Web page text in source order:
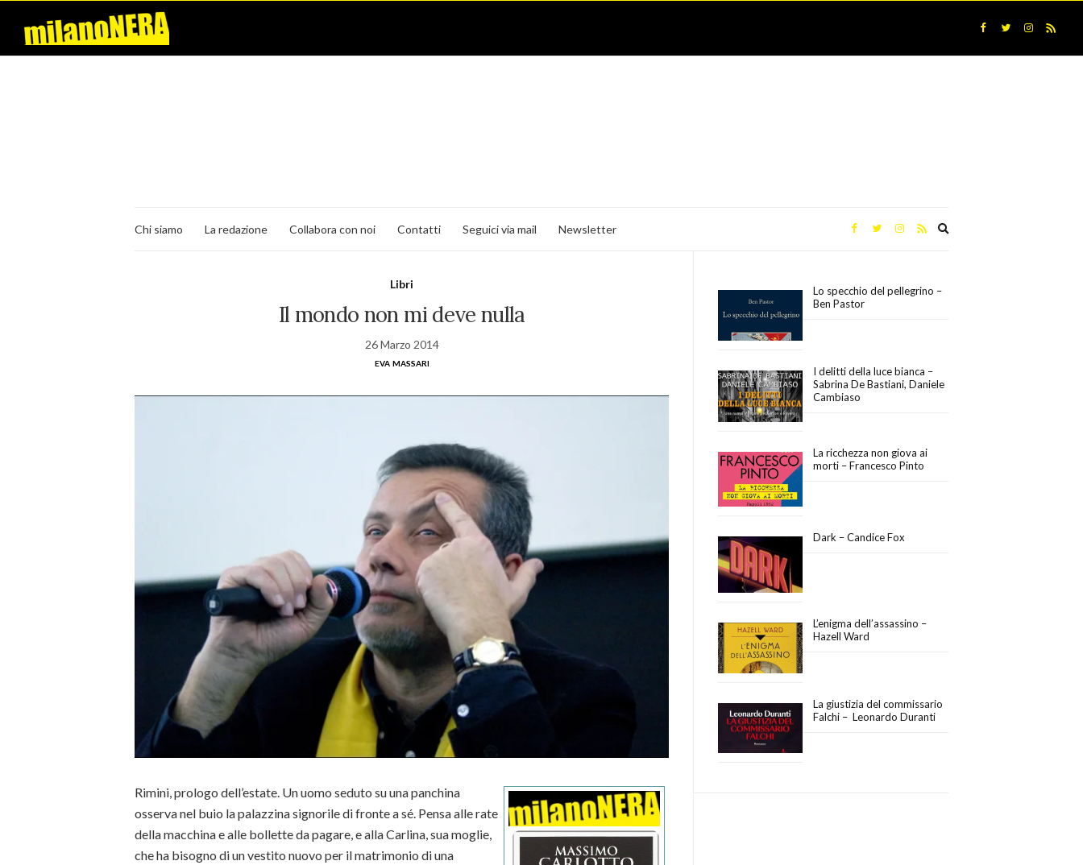
Chi siamo La redazione Collabora con noi Contatti Seguici via mail Newsletter
Libri
Il mondo non mi deve nulla
26 Marzo 2014
eva massari
Rimini, prologo dell’estate. Un uomo seduto su una panchina
osserva nel buio la palazzina signorile di fronte a sé. Pensa alle rate
della macchina e alle bollette da pagare, e alla Carlina, sua moglie,
che ha bisogno di un vestito nuovo per il matrimonio di una
Lo specchio del pellegrino –
Ben Pastor
I delitti della luce bianca –
Sabrina De Bastiani, Daniele
Cambiaso
La ricchezza non giova ai
morti – Francesco Pinto
Dark – Candice Fox
L’enigma dell’assassino –
Hazell Ward
La giustizia del commissario
Falchi – Leonardo Duranti